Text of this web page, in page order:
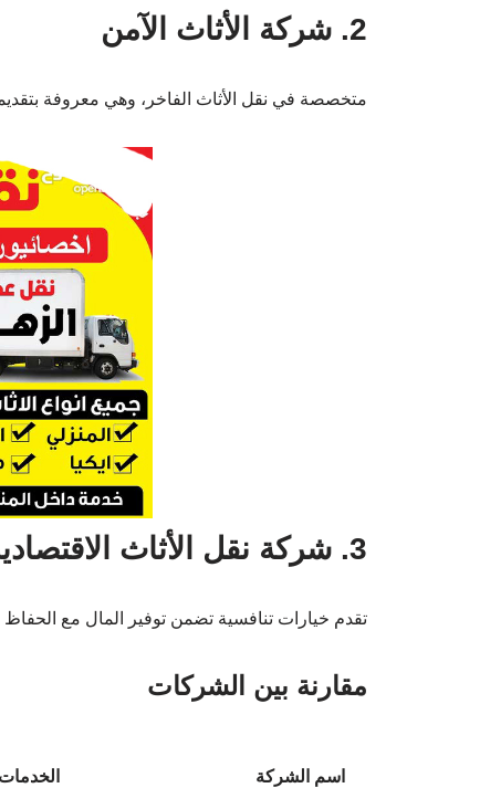
2. شركة الأثاث الآمن
متخصصة في نقل الأثاث الفاخر، وهي معروفة
3. شركة نقل الأثاث الاقتصادية
تقدم خيارات تنافسية تضمن توفير المال مع
مقارنة بين الشركات
اسم الشركة